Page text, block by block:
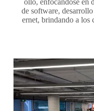
ollo, enfocándose en
de software,
ernet, brindando a los